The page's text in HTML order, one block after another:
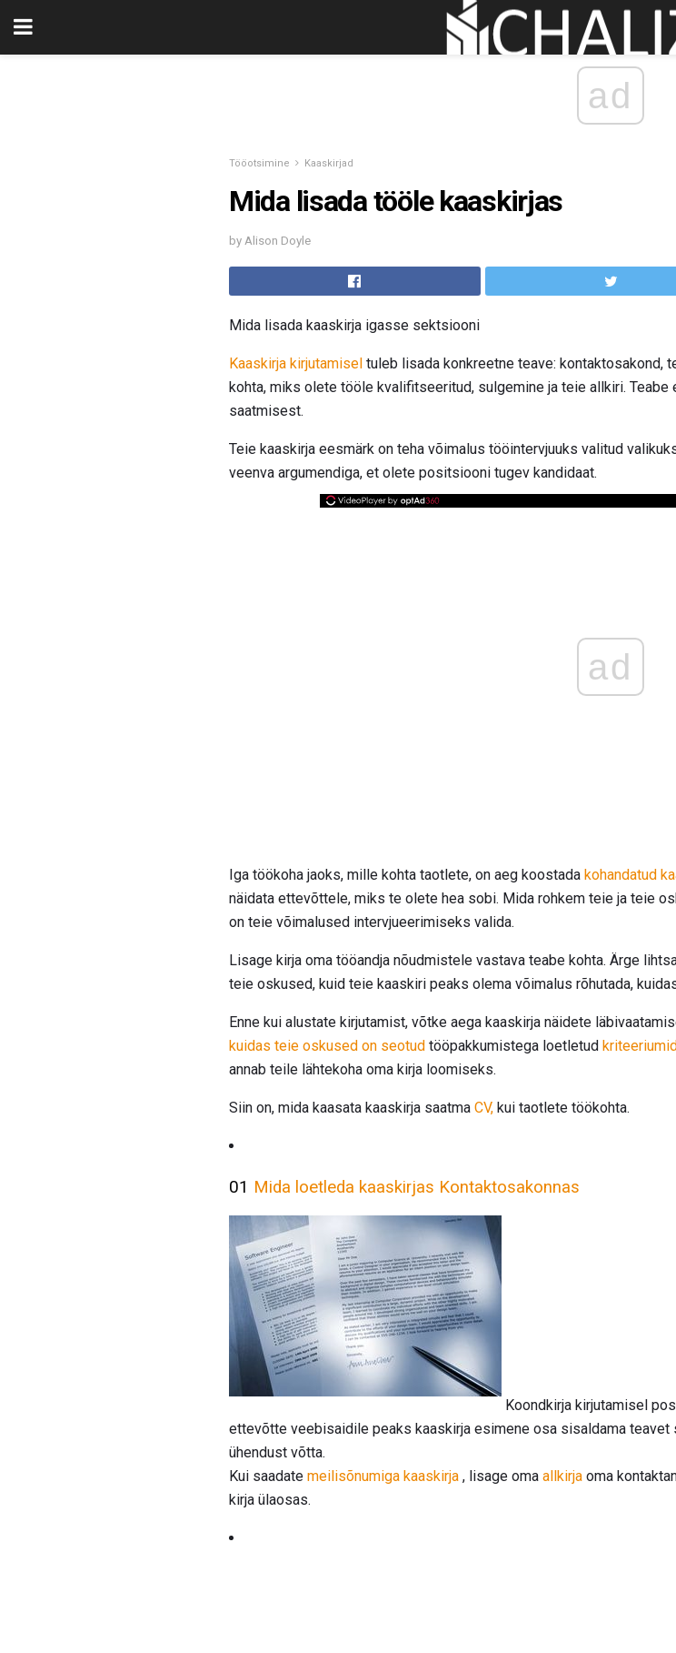
ad
Tööotsimine Kaaskirjad
Mida lisada tööle kaaskirjas
by Alison Doyle
Mida lisada kaaskirja igasse sektsiooni
Kaaskirja kirjutamisel tuleb lisada konkreetne teave: kontaktosakond,
kohta, miks olete tööle kvalifitseeritud, sulgemine ja teie allkiri.
saatmisest.
Teie kaaskirja eesmärk on teha võimalus tööintervjuuks valitud
veenva argumendiga, et olete positsiooni tugev kandidaat.
ad
Iga töökoha jaoks, mille kohta taotlete, on aeg koostada kohandatud
näidata ettevõttele, miks te olete hea sobi. Mida rohkem teie ja teie
on teie võimalused intervjueerimiseks valida.
Lisage kirja oma tööandja nõudmistele vastava teabe kohta. Ärge
teie oskused, kuid teie kaaskiri peaks olema võimalus rõhutada,
Enne kui alustate kirjutamist, võtke aega kaaskirja näidete
kuidas teie oskused on seotud tööpakkumistega loetletud
annab teile lähtekoha oma kirja loomiseks.
Siin on, mida kaasata kaaskirja saatma CV, kui taotlete töökohta.
01 Mida loetleda kaaskirjas Kontaktosakonnas
Koondkirja kirjutamisel
ettevõtte veebisaidile peaks kaaskirja esimene osa sisaldama teavet
ühendust võtta.
Kui saadate meilisõnumiga kaaskirja , lisage oma allkirja oma
kirja ülaosas.